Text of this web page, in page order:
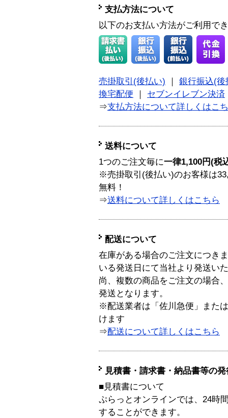
支払方法について
以下のお支払い方法がご利用で
売掛取引(後払い)
銀行振込(後
換宅配便
セブンイレブン決済
⇒支払方法について詳しくはこ
送料について
1つのご注文毎に一律1,100円(税
※売掛取引(後払い)のお客様は
無料！
⇒送料について詳しくはこちら
配送について
在庫がある場合のご注文につき
いる発送日にて当社より発送い
尚、複数の商品をご注文の場合
発送となります。
※配送業者は「佐川急便」また
けます
⇒配送について詳しくはこちら
見積書・請求書・納品書等の
■見積書について
ぷらっとオンラインでは、24時
することができます。